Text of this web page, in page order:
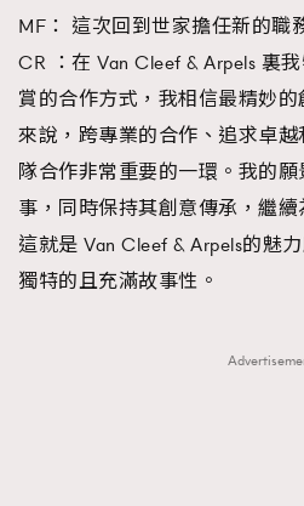
MF： 這次回到世家擔任新的職
CR ：在 Van Cleef & Arpels 裏
賞的合作方式，我相信最精妙
來說，跨專業的合作、追求卓
隊合作非常重要的一環。我的
事，同時保持其創意傳承，繼
這就是 Van Cleef & Arpels的魅
獨特的且充滿故事性。